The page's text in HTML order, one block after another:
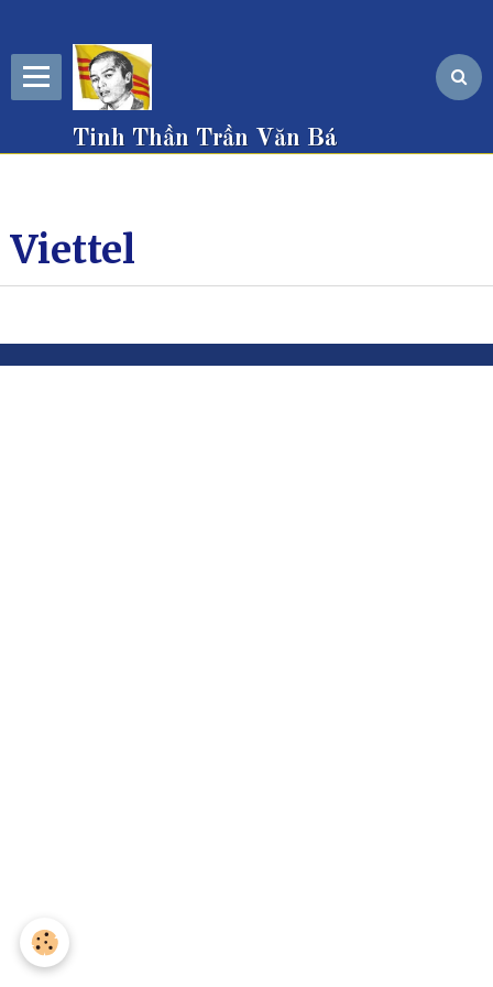
Tinh Thần Trần Văn Bá
Viettel